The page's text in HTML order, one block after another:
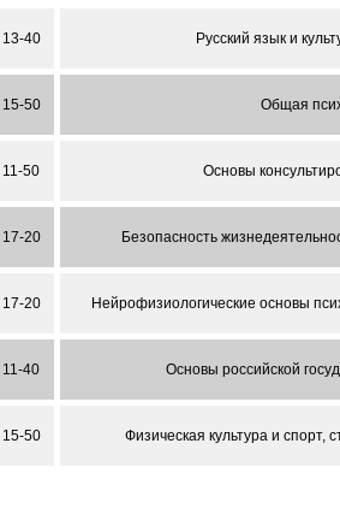
13-40 Русский язык и
15-50 Общая
11-50 Основы
17-20 Безопасность
17-20 Нейрофизиологические основы
11-40 Основы российской
15-50 Физическая культура и